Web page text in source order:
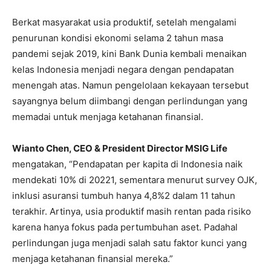
Berkat masyarakat usia produktif, setelah mengalami
penurunan kondisi ekonomi selama 2 tahun masa
pandemi sejak 2019, kini Bank Dunia kembali menaikan
kelas Indonesia menjadi negara dengan pendapatan
menengah atas. Namun pengelolaan kekayaan tersebut
sayangnya belum diimbangi dengan perlindungan yang
memadai untuk menjaga ketahanan finansial.
Wianto Chen, CEO & President Director MSIG Life
mengatakan, “Pendapatan per kapita di Indonesia naik
mendekati 10% di 20221, sementara menurut survey OJK,
inklusi asuransi tumbuh hanya 4,8%2 dalam 11 tahun
terakhir. Artinya, usia produktif masih rentan pada risiko
karena hanya fokus pada pertumbuhan aset. Padahal
perlindungan juga menjadi salah satu faktor kunci yang
menjaga ketahanan finansial mereka.”